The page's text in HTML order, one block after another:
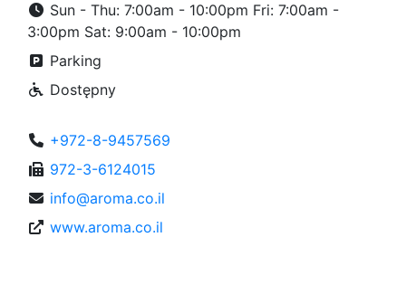
Sun - Thu: 7:00am - 10:00pm Fri: 7:00am -
3:00pm Sat: 9:00am - 10:00pm
Parking
Dostępny
+972-8-9457569
972-3-6124015
info@aroma.co.il
www.aroma.co.il